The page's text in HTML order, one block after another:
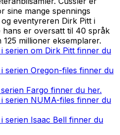
sine mange spennings
eventyreren Dirk Pitt i
hans er oversatt til 40 språk
millioner eksemplarer.
serien om Dirk Pitt finner du
serien Oregon-files finner du
Fargo finner du her.
serien NUMA-files finner du
serien Isaac Bell finner du